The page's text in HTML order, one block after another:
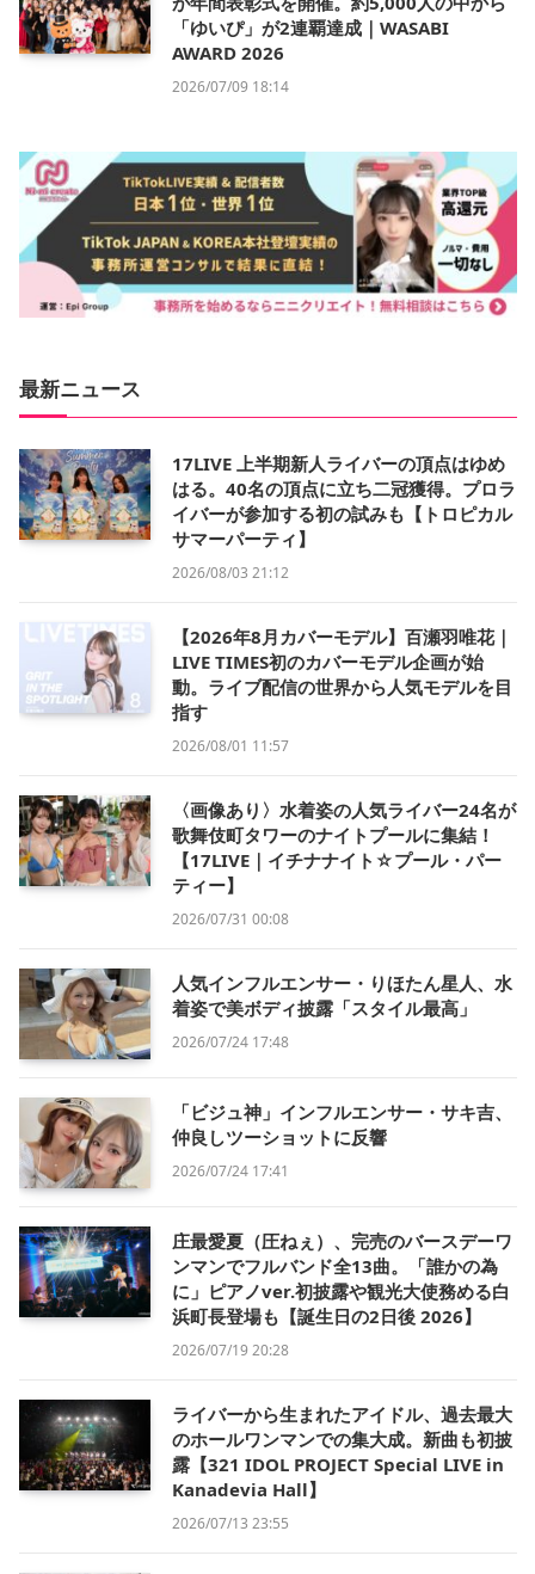
「ゆいぴ」が2連覇達成｜WASABI
AWARD 2026
2026/07/09 18:14
最新ニュース
17LIVE 上半期新人ライバーの頂点はゆめ
はる。40名の頂点に立ち二冠獲得。プロラ
イバーが参加する初の試みも【トロピカル
サマーパーティ】
2026/08/03 21:12
【2026年8月カバーモデル】百瀬羽唯花｜
LIVE TIMES初のカバーモデル企画が始
動。ライブ配信の世界から人気モデルを目
指す
2026/08/01 11:57
〈画像あり〉水着姿の人気ライバー24名が
歌舞伎町タワーのナイトプールに集結！
【17LIVE｜イチナナイト☆プール・パー
ティー】
2026/07/31 00:08
人気インフルエンサー・りほたん星人、水
着姿で美ボディ披露「スタイル最高」
2026/07/24 17:48
「ビジュ神」インフルエンサー・サキ吉、
仲良しツーショットに反響
2026/07/24 17:41
庄最愛夏（圧ねぇ）、完売のバースデーワ
ンマンでフルバンド全13曲。「誰かの為
に」ピアノver.初披露や観光大使務める白
浜町長登場も【誕生日の2日後 2026】
2026/07/19 20:28
ライバーから生まれたアイドル、過去最大
のホールワンマンでの集大成。新曲も初披
露【321 IDOL PROJECT Special LIVE in
Kanadevia Hall】
2026/07/13 23:55